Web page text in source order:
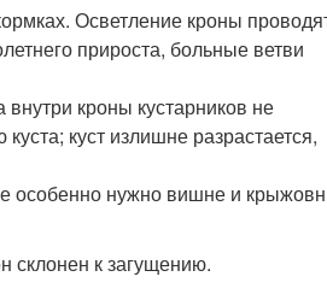
Осветление кроны
прироста, больные ветви
кроны кустарников не
куст излишне разрастается,
особенно нужно вишне и
склонен к загущению.